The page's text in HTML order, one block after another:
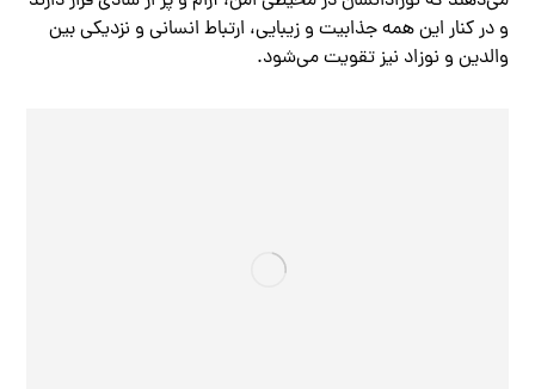
و در کنار این همه جذابیت و زیبایی، ارتباط انسانی و نزدیکی بین
والدین و نوزاد نیز تقویت می‌شود.